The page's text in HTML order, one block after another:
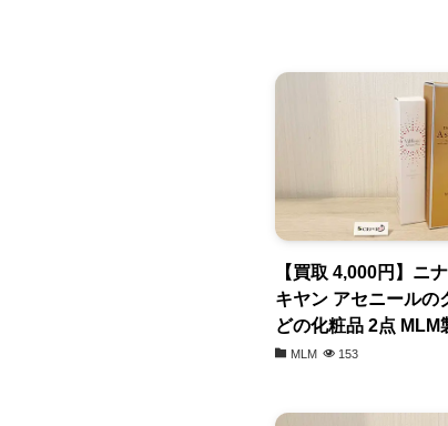
【買取 4,000円】ニ
キヤン アセニールの
どの化粧品 2点 MLM
MLM 153